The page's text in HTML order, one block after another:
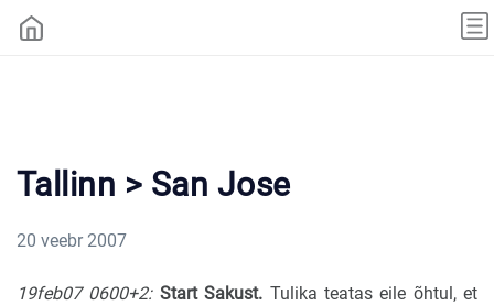
Tallinn > San Jose
20 veebr 2007
19feb07 0600+2: Start Sakust. Tulika teatas eile õhtul, et